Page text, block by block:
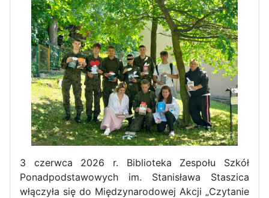
na kryzys” w ZSP w Iłży
Pierwszy tydzień praktyk
zawodowych naszych uczniów
w Portugalii za nami!
3 czerwca 2026 r. Biblioteka Zespołu Szkół
Ponadpodstawowych im. Stanisława Staszica
włączyła się do Międzynarodowej Akcji „Czytanie